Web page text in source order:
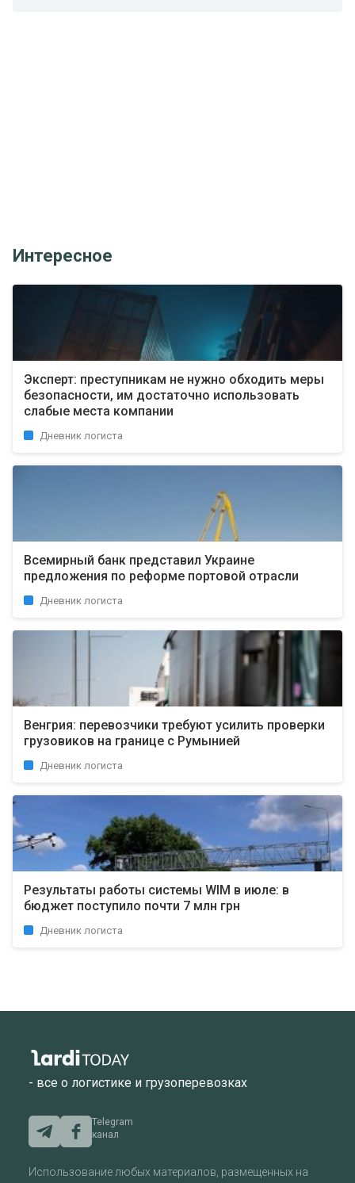
Интересное
Эксперт: преступникам не нужно обходить меры
безопасности, им достаточно использовать
слабые места компании
Дневник логиста
Всемирный банк представил Украине
предложения по реформе портовой отрасли
Дневник логиста
Венгрия: перевозчики требуют усилить проверки
грузовиков на границе с Румынией
Дневник логиста
Результаты работы системы WIM в июле: в
бюджет поступило почти 7 млн ​​грн
Дневник логиста
- все о логистике и грузоперевозках
Telegram
канал
Использование любых материалов, размещенных на